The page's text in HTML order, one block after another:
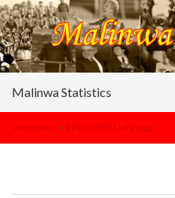
Malinwa Statistics
seizoenen > 1992-1993 Uefa-cup